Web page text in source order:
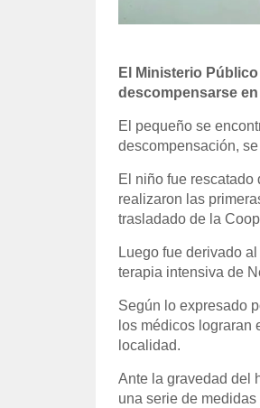
El Ministerio
descompensarse
El pequeño se
descompensación,
El niño fue
realizaron las
trasladado de la
Luego fue derivado
terapia intensiva de
Según lo expresado
los médicos
localidad.
Ante la gravedad del
una serie de